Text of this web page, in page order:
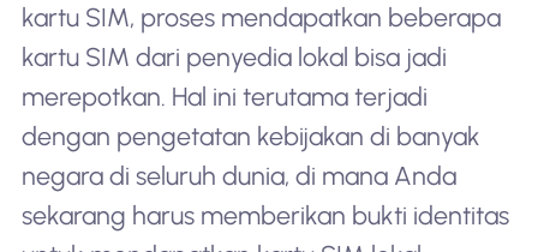
kartu SIM, proses mendapatkan beberapa
kartu SIM dari penyedia lokal bisa jadi
merepotkan. Hal ini terutama terjadi
dengan pengetatan kebijakan di banyak
negara di seluruh dunia, di mana Anda
sekarang harus memberikan bukti identitas